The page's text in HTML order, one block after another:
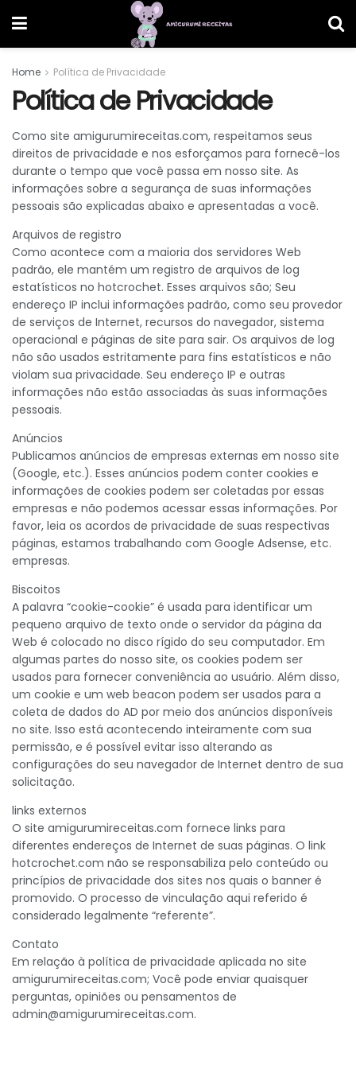
Home Política de Privacidade
Política de Privacidade
Como site amigurumireceitas.com, respeitamos seus
direitos de privacidade e nos esforçamos para fornecê-los
durante o tempo que você passa em nosso site. As
informações sobre a segurança de suas informações
pessoais são explicadas abaixo e apresentadas a você.
Arquivos de registro
Como acontece com a maioria dos servidores Web
padrão, ele mantém um registro de arquivos de log
estatísticos no hotcrochet. Esses arquivos são; Seu
endereço IP inclui informações padrão, como seu provedor
de serviços de Internet, recursos do navegador, sistema
operacional e páginas de site para sair. Os arquivos de log
não são usados ​​estritamente para fins estatísticos e não
violam sua privacidade. Seu endereço IP e outras
informações não estão associadas às suas informações
pessoais.
Anúncios
Publicamos anúncios de empresas externas em nosso site
(Google, etc.). Esses anúncios podem conter cookies e
informações de cookies podem ser coletadas por essas
empresas e não podemos acessar essas informações. Por
favor, leia os acordos de privacidade de suas respectivas
páginas, estamos trabalhando com Google Adsense, etc.
empresas.
Biscoitos
A palavra “cookie-cookie” é usada para identificar um
pequeno arquivo de texto onde o servidor da página da
Web é colocado no disco rígido do seu computador. Em
algumas partes do nosso site, os cookies podem ser
usados ​​para fornecer conveniência ao usuário. Além disso,
um cookie e um web beacon podem ser usados ​​para a
coleta de dados do AD por meio dos anúncios disponíveis
no site. Isso está acontecendo inteiramente com sua
permissão, e é possível evitar isso alterando as
configurações do seu navegador de Internet dentro de sua
solicitação.
links externos
O site amigurumireceitas.com fornece links para
diferentes endereços de Internet de suas páginas. O link
hotcrochet.com não se responsabiliza pelo conteúdo ou
princípios de privacidade dos sites nos quais o banner é
promovido. O processo de vinculação aqui referido é
considerado legalmente “referente”.
Contato
Em relação à política de privacidade aplicada no site
amigurumireceitas.com; Você pode enviar quaisquer
perguntas, opiniões ou pensamentos de
admin@amigurumireceitas.com.